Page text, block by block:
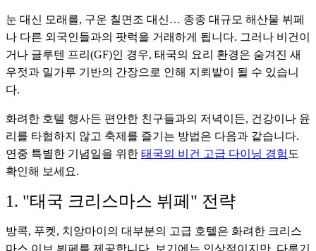
눈 대신 모래를, 구운 칠면조 대신… 종종 대규모 해산물 뷔페
나 다른 외국인들과의 팟럭을 거래하게 됩니다. 그러나 비건이
거나 글루텐 프리(GF)인 경우, 태국의 요리 환경은 숨겨진 새
우젓과 밀가루 기반의 간장으로 인해 지뢰밭이 될 수 있습니
다.
화려한 호텔 행사든 편안한 친구들과의 저녁이든, 건강이나 윤
리를 타협하지 않고 축제를 즐기는 방법은 다음과 같습니다.
연중 특별한 기념일을 위한 태국의 비건 고급 다이닝 경험 도
확인해 보세요.
1. "태국 크리스마스 뷔페" 전략
방콕, 푸켓, 치앙마이의 대부분의 고급 호텔은 화려한 크리스